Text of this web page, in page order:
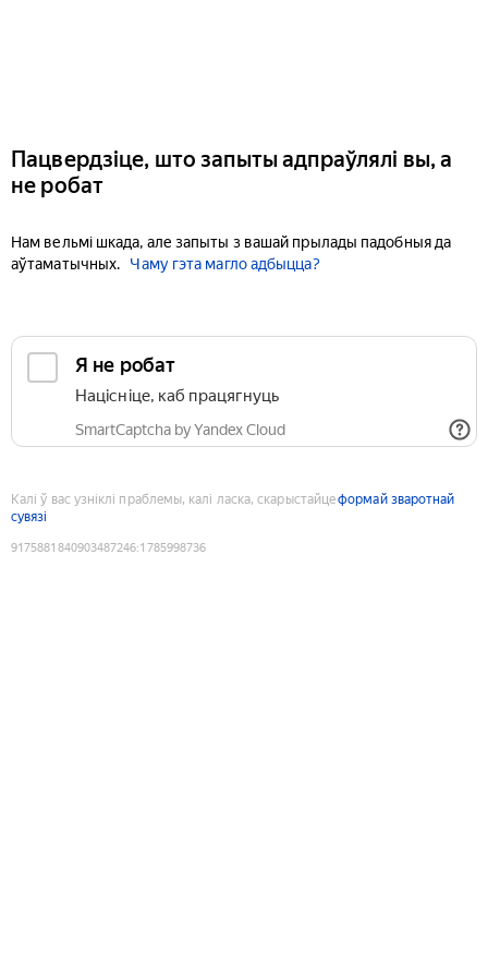
Пацвердзіце, што запыты адпраўлялі вы, а
не робат
Нам вельмі шкада, але запыты з вашай прылады падобныя да
аўтаматычных.
Чаму гэта магло адбыцца?
Я не робат
Націсніце, каб працягнуць
SmartCaptcha by Yandex Cloud
Калі ў вас узніклі праблемы, калі ласка, скарыстайцеформай зваротнай
сувязі
9175881840903487246:1785998736